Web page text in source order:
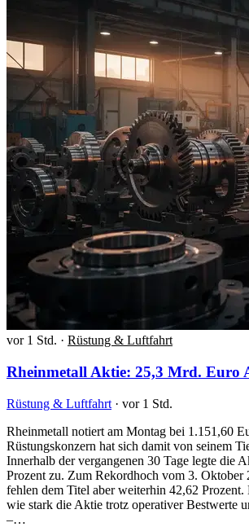
vor 1 Std. · Rüstung & Luftfahrt
Rheinmetall Aktie: 25,3 Mrd. Euro
Rüstung & Luftfahrt · vor 1 Std.
Rheinmetall notiert am Montag bei 1.151,60
Rüstungskonzern hat sich damit von seinem
Innerhalb der vergangenen 30 Tage legte die
Prozent zu. Zum Rekordhoch vom 3. Oktober
fehlen dem Titel aber weiterhin 42,62 Prozent.
wie stark die Aktie trotz operativer Bestwerte
–…